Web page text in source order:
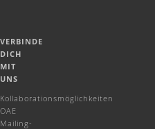
VERBINDE
DICH
MIT
UNS
Kollaborationsmöglichkeiten
OAE
Mailing-